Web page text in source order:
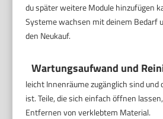
du später weitere Module hinzufügen
Systeme wachsen mit deinem Bedarf
den Neukauf.
Wartungsaufwand und
leicht Innenräume zugänglich sind und
ist. Teile, die sich einfach öffnen
Entfernen von verklebtem Material.